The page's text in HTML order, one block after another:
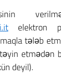
elektron
tələb
etmədən
deyil).